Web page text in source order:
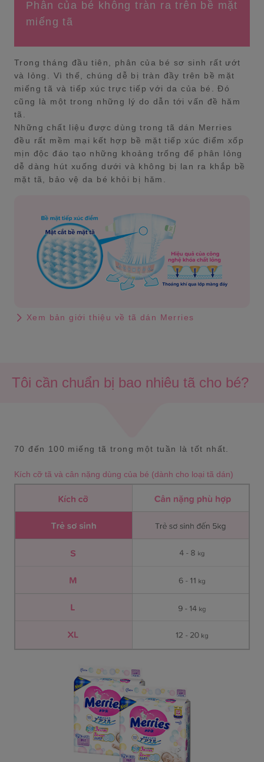
Phân của bé không tràn ra trên bề mặt
miếng tã
Trong tháng đầu tiên, phân của bé sơ sinh rất ướt
và lỏng. Vì thế, chúng dễ bị tràn đầy trên bề mặt
miếng tã và tiếp xúc trực tiếp với da của bé. Đó
cũng là một trong những lý do dẫn tới vấn đề hăm
tã.
Những chất liệu được dùng trong tã dán Merries
đều rất mềm mại kết hợp bề mặt tiếp xúc điểm xốp
mịn độc đáo tạo những khoảng trống để phân lỏng
dễ dàng hút xuống dưới và không bị lan ra khắp bề
mặt tã, bảo vệ da bé khỏi bị hăm.
Xem bản giới thiệu về tã dán Merries
Tôi cần chuẩn bị bao nhiêu tã cho bé?
70 đến 100 miếng tã trong một tuần là tốt nhất.
Kích cỡ tã và cân nặng dùng của bé (dành cho loại tã dán)